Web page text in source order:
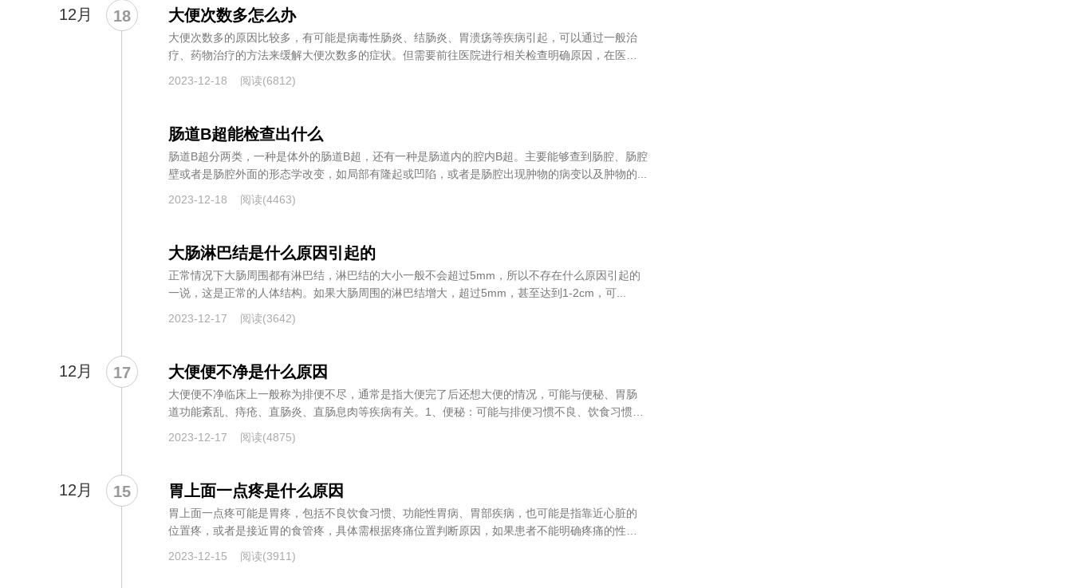
18
12月 大便次数多怎么办
大便次数多的原因比较多，有可能是病毒性肠炎、结肠炎、胃溃疡等疾病引起，可以通过一般治
疗、药物治疗的方法来缓解大便次数多的症状。但需要前往医院进行相关检查明确原因，在医生
2023-12-18 阅读(6812)
肠道B超能检查出什么
肠道B超分两类，一种是体外的肠道B超，还有一种是肠道内的腔内B超。主要能够查到肠腔、肠腔
壁或者是肠腔外面的形态学改变，如局部有隆起或凹陷，或者是肠腔出现肿物的病变以及肿物的...
2023-12-18
阅读(4463)
大肠淋巴结是什么原因引起的
正常情况下大肠周围都有淋巴结，淋巴结的大小一般不会超过5mm，所以不存在什么原因引起的
一说，这是正常的人体结构。如果大肠周围的淋巴结增大，超过5mm，甚至达到1-2cm，可...
2023-12-17
阅读(3642)
17
12月 大便便不净是什么原因
大便便不净临床上一般称为排便不尽，通常是指大便完了后还想大便的情况，可能与便秘、胃肠
道功能紊乱、痔疮、直肠炎、直肠息肉等疾病有关。1、便秘：可能与排便习惯不良、饮食习惯不
2023-12-17 阅读(4875)
15
12月 胃上面一点疼是什么原因
胃上面一点疼可能是胃疼，包括不良饮食习惯、功能性胃病、胃部疾病，也可能是指靠近心脏的
位置疼，或者是接近胃的食管疼，具体需根据疼痛位置判断原因，如果患者不能明确疼痛的性
2023-12-15 阅读(3911)